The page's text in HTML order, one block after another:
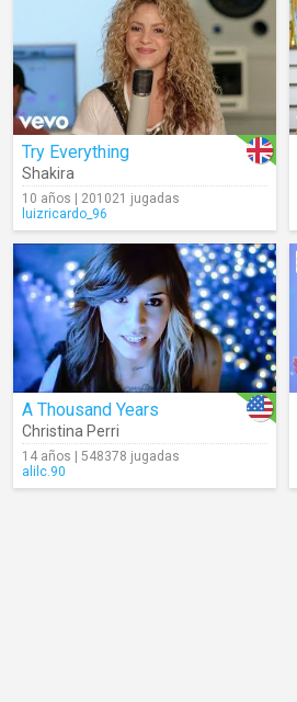
Try Everything
Shakira
10 años | 201021 jugadas
luizricardo_96
A Thousand Years
Christina Perri
14 años | 548378 jugadas
alilc.90